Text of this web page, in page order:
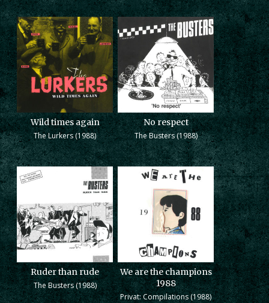
Wild times again
The Lurkers (1988)
No respect
The Busters (1988)
Ruder than rude
The Busters (1988)
We are the champions
1988
Privat: Compilations (1988)